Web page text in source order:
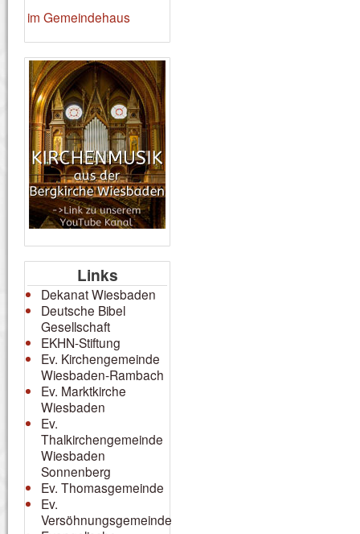
im Gemeindehaus
Links
Dekanat Wiesbaden
Deutsche Bibel
Gesellschaft
EKHN-Stiftung
Ev. Kirchengemeinde
Wiesbaden-Rambach
Ev. Marktkirche
Wiesbaden
Ev.
Thalkirchengemeinde
Wiesbaden
Sonnenberg
Ev. Thomasgemeinde
Ev.
Versöhnungsgemeinde